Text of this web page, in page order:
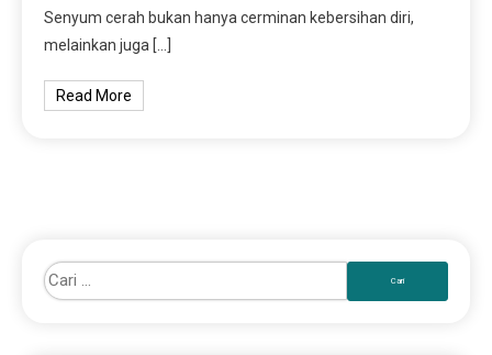
Senyum cerah bukan hanya cerminan kebersihan diri,
melainkan juga […]
Read More